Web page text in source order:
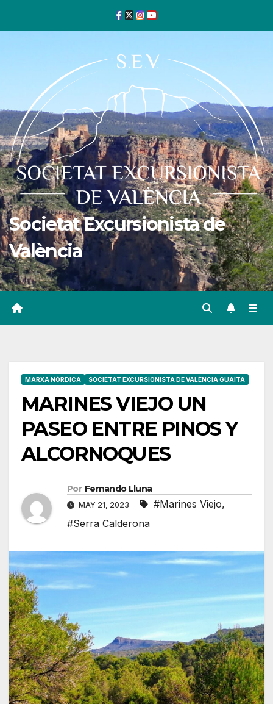
Societat Excursionista de
València
MARXA NÒRDICA SOCIETAT EXCURSIONISTA DE VALÈNCIA GUAITA
MARINES VIEJO UN
PASEO ENTRE PINOS Y
ALCORNOQUES
Por Fernando Lluna
MAY 21, 2023 #Marines Viejo,
#Serra Calderona